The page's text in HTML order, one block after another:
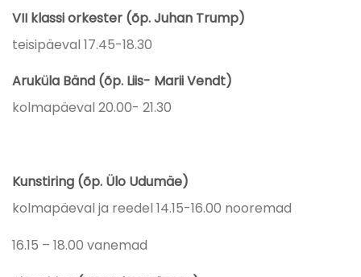
VII klassi orkester (õp. Juhan Trump)
teisipäeval 17.45-18.30
Aruküla Bänd (õp. Liis- Marii Vendt)
kolmapäeval 20.00- 21.30
Kunstiring (õp. Ülo Udumäe)
kolmapäeval ja reedel 14.15-16.00 nooremad
16.15 – 18.00 vanemad